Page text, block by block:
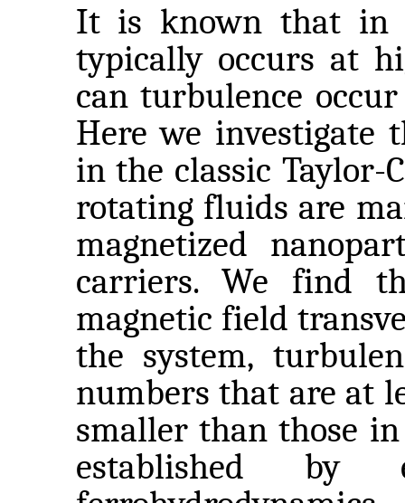
It is known that in
typically occurs at
can turbulence
Here we investigate
in the classic Taylor-
rotating fluids are
magnetized
carriers. We find
magnetic field
the system,
numbers that are at
smaller than those
established by